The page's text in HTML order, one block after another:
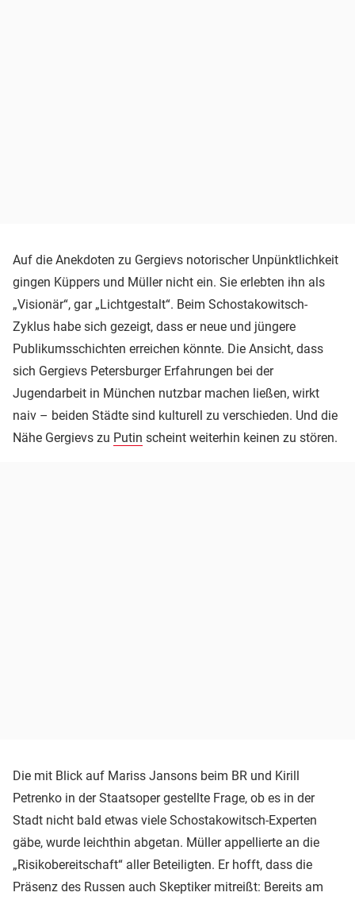
Auf die Anekdoten zu Gergievs notorischer Unpünktlichkeit
gingen Küppers und Müller nicht ein. Sie erlebten ihn als
„Visionär“, gar „Lichtgestalt“. Beim Schostakowitsch-
Zyklus habe sich gezeigt, dass er neue und jüngere
Publikumsschichten erreichen könnte. Die Ansicht, dass
sich Gergievs Petersburger Erfahrungen bei der
Jugendarbeit in München nutzbar machen ließen, wirkt
naiv – beiden Städte sind kulturell zu verschieden. Und die
Nähe Gergievs zu Putin scheint weiterhin keinen zu stören.
Die mit Blick auf Mariss Jansons beim BR und Kirill
Petrenko in der Staatsoper gestellte Frage, ob es in der
Stadt nicht bald etwas viele Schostakowitsch-Experten
gäbe, wurde leichthin abgetan. Müller appellierte an die
„Risikobereitschaft“ aller Beteiligten. Er hofft, dass die
Präsenz des Russen auch Skeptiker mitreißt: Bereits am